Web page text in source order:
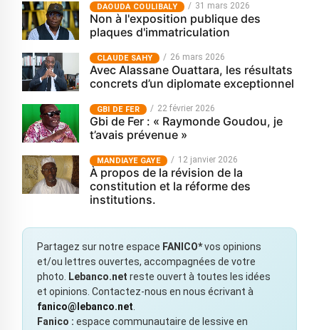
‎DAOUDA COULIBALY 31 mars 2026
Non à l'exposition publique des
plaques d'immatriculation
CLAUDE SAHY 26 mars 2026
Avec Alassane Ouattara, les résultats
concrets d’un diplomate exceptionnel
GBI DE FER 22 février 2026
Gbi de Fer : « Raymonde Goudou, je
t’avais prévenue »
MANDIAYE GAYE 12 janvier 2026
À propos de la révision de la
constitution et la réforme des
institutions.
Partagez sur notre espace FANICO*vos opinions
et/ou lettres ouvertes, accompagnées de votre
photo.
Lebanco.net reste ouvert à toutes les idées
et opinions. Contactez-nous en nous écrivant à
fanico@lebanco.net
Fanico : espace communautaire de lessive en